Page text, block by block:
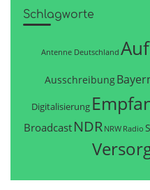
Schlagworte
Antenne Deutschland
Ausschreibung
Digitalisierung
Broadcast NDR NRW Radio